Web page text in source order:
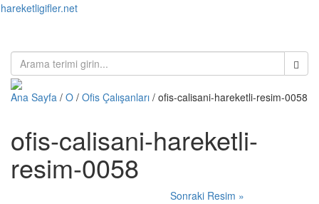
hareketligifler.net
Ana Sayfa / O / Ofis Çalışanları / ofis-calisani-hareketli-resim-0058
ofis-calisani-hareketli-
resim-0058
Sonraki Resim »